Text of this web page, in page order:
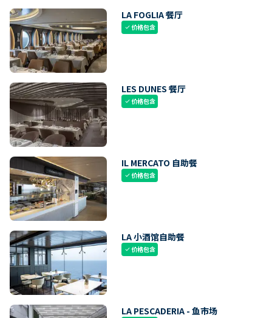
LA FOGLIA 餐厅
check价格包含
LES DUNES 餐厅
check价格包含
IL MERCATO 自助餐
check价格包含
LA 小酒馆自助餐
check价格包含
LA PESCADERIA - 鱼市场